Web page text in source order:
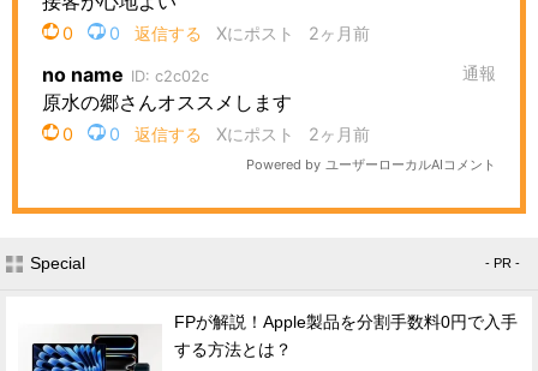
Special - PR -
FPが解説！Apple製品を分割手数料0円で入手
する方法とは？